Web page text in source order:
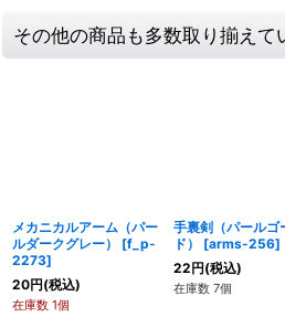
その他の商品も多数取り揃えて
メカニカルアーム（パー
ルダークグレー）
[f_p-
2273]
20円(税込)
在庫数 1個
手裏剣（パールゴ
ド）
[arms-256]
22円(税込)
在庫数 7個